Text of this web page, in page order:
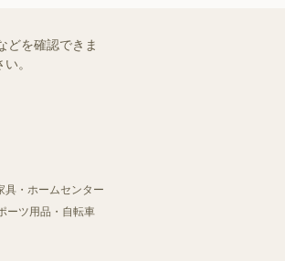
どを確認できま
。
具・ホームセンター
ーツ用品・自転車